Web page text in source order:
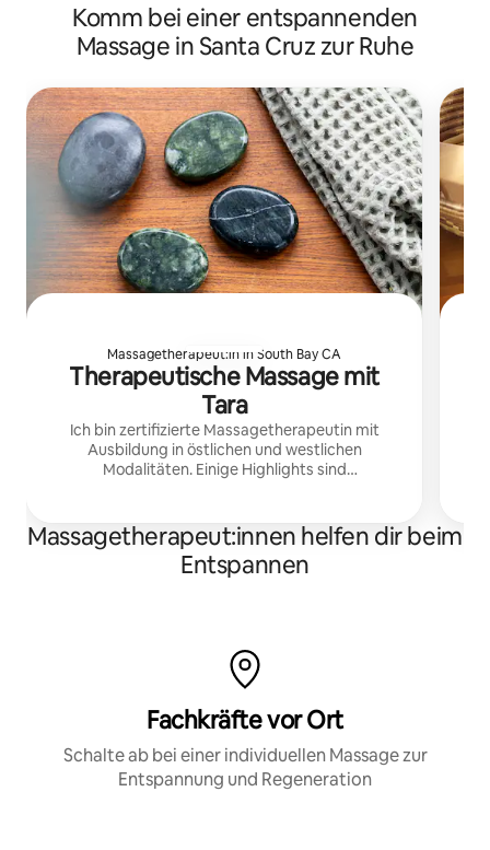
Komm bei einer entspannenden
Massage in Santa Cruz zur Ruhe
Massagetherapeut:in in South Bay CA
Therapeutische Massage mit
Tara
Ich bin zertifizierte Massagetherapeutin mit
Ausbildung in östlichen und westlichen
Modalitäten. Einige Highlights sind
eine Mischung aus allem.
Massagetherapeut:innen helfen dir beim
Entspannen
Fachkräfte vor Ort
Schalte ab bei einer individuellen Massage zur
Entspannung und Regeneration